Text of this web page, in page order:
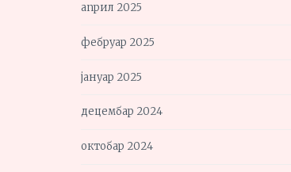
април 2025
фебруар 2025
јануар 2025
децембар 2024
октобар 2024